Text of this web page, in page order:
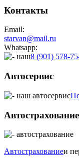
Контакты
Email:
starvan@mail.ru
Whatsapp:
8 (901) 578-
Автосервис
Автострахование
Автострахованиеи